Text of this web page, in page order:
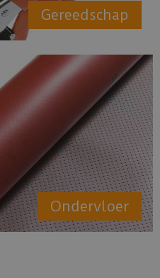
Gereedschap
Ondervloer